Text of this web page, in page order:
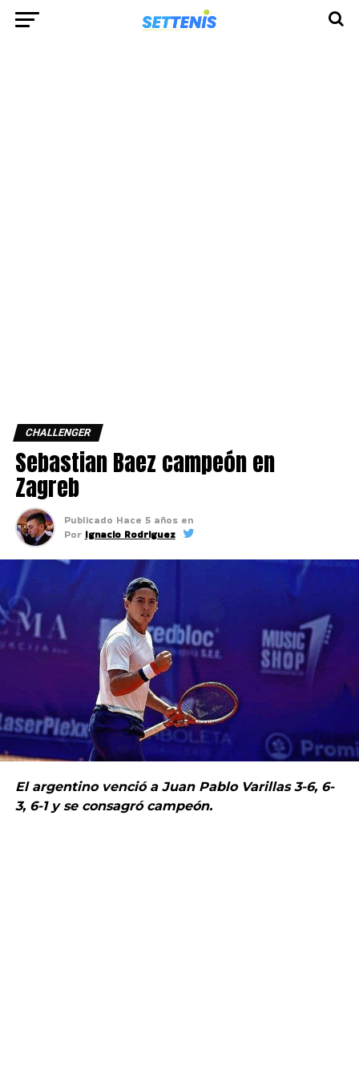
CHALLENGER
Sebastian Baez campeón en
Zagreb
Publicado Hace 5 años en
Por Ignacio Rodriguez
El argentino venció a Juan Pablo Varillas 3-6, 6-
3, 6-1 y se consagró campeón.